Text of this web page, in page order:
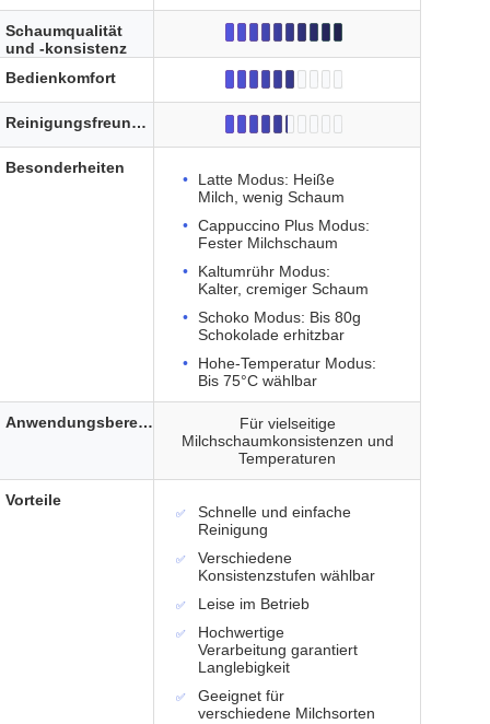
Latte Modus: Heiße
Milch, wenig Schaum
Cappuccino Plus Modus:
Fester Milchschaum
Kaltumrühr Modus:
Kalter, cremiger Schaum
Schoko Modus: Bis 80g
Schokolade erhitzbar
Hohe-Temperatur Modus:
Bis 75°C wählbar
Für vielseitige
Milchschaumkonsistenzen und
Temperaturen
Schnelle und einfache
Reinigung
Verschiedene
Konsistenzstufen wählbar
Leise im Betrieb
Hochwertige
Verarbeitung garantiert
Langlebigkeit
Geeignet für
verschiedene Milchsorten
Schaumqualität
und -konsistenz
Bedienkomfort
Reinigungsfreundlichkeit
Besonderheiten
Anwendungsbereich
Vorteile